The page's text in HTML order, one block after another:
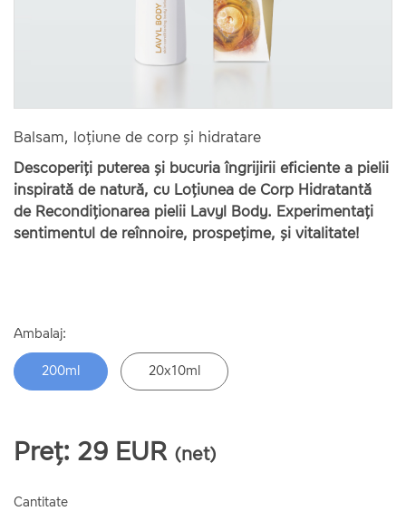
Balsam, loțiune de corp și hidratare
Descoperiți puterea și bucuria îngrijirii eficiente a pielii
inspirată de natură, cu Loțiunea de Corp Hidratantă
de Recondiționarea pielii Lavyl Body. Experimentați
sentimentul de reînnoire, prospețime, și vitalitate!
Ambalaj:
200ml 20x10ml
Preț: 29 EUR (net)
Cantitate